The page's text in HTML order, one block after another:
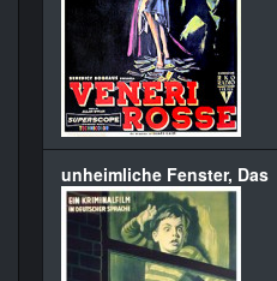
unheimliche Fenster, Das